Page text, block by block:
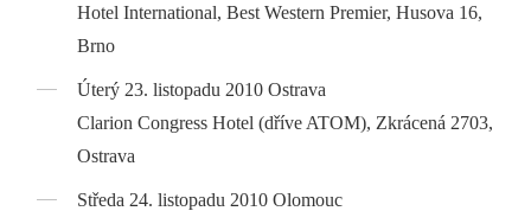
Hotel International, Best Western Premier, Husova 16,
Brno
Úterý 23. listopadu 2010 Ostrava
Clarion Congress Hotel (dříve ATOM), Zkrácená 2703,
Ostrava
Středa 24. listopadu 2010 Olomouc